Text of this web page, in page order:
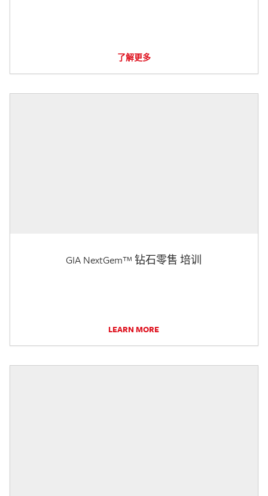
了解更多
GIA NextGem™ 钻石零售 培训
LEARN MORE